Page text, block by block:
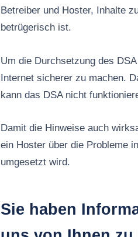
Betreiber und Hoster, Inhalte
betrügerisch ist.
Um die Durchsetzung des
Internet sicherer zu machen.
kann das DSA nicht
Damit die Hinweise auch
ein Hoster über die Probleme
umgesetzt wird.
Sie haben